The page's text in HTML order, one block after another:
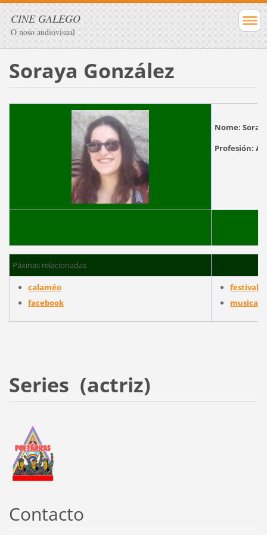
CINE GALEGO
O noso audiovisual
Soraya González
Nome:
Profesión:
Páxinas relacionadas
calaméo
facebook
festival
musica
Series (actriz)
Contacto